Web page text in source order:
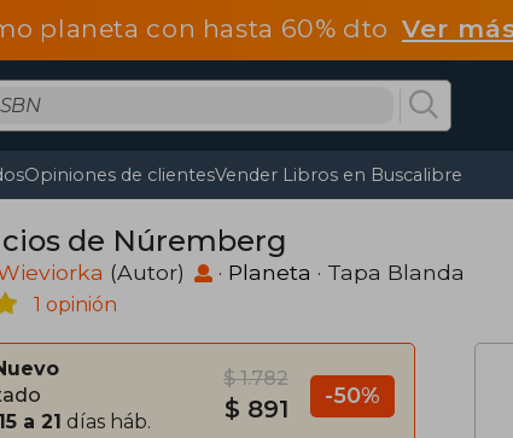
planeta con hasta 60% dtoVer
Opiniones de clientesVender Libros en Buscalibre
de Núremberg
(Autor) · Planeta · Tapa Blanda
1 opinión
15 a 21 días háb.
$ 1.782
$ 891 -50%